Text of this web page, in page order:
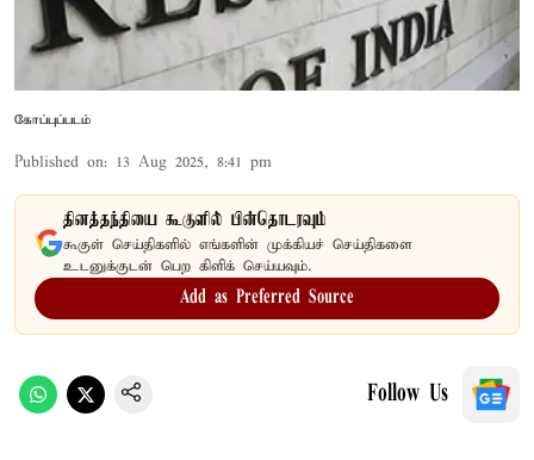
கோப்புப்படம்
Published on: 13 Aug 2025, 8:41 pm
தினத்தந்தியை கூகுளில் பின்தொடரவும்
கூகுள் செய்திகளில் எங்களின் முக்கியச் செய்திகளை
உடனுக்குடன் பெற கிளிக் செய்யவும்.
Add as Preferred Source
Follow Us